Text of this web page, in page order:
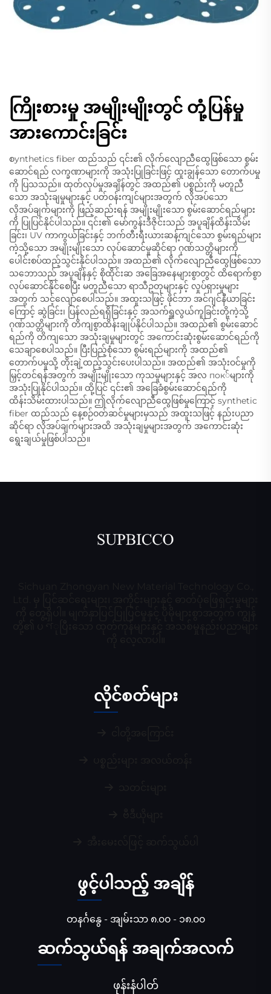
ကြိုးစားမှု အမျိုးမျိုးတွင် တုံ့ပြန်မှု
အားကောင်းခြင်း
စynthetics fiber ထည်သည် ၎င်း၏ လိုက်လျောညီထွေဖြစ်သော စွမ်း
ဆောင်ရည် လက္ခဏာများကို အသုံးပြုခြင်းဖြင့် ထူးချွန်သော တောက်ပမှု
ကို ပြသသည်။ ထုတ်လုပ်မှုအချိန်တွင် အထည်၏ ပစ္စည်းကို မတူညီ
သော အသုံးချမှုများနှင့် ပတ်ဝန်းကျင်များအတွက် လိုအပ်သော
လိုအပ်ချက်များကို ဖြည့်ဆည်းရန် အမျိုးမျိုးသော စွမ်းဆောင်ရည်များ
ကို ပြုပြင်နိုင်ပါသည်။ ၎င်း၏ မော်ကွန်းဒီဇိုင်းသည် အပူချိန်ထိန်းသိမ်း
ခြင်း၊ UV ကာကွယ်ခြင်းနှင့် ဘက်တီးရီးယားဆန့်ကျင်သော စွမ်းရည်များ
ကဲ့သို့သော အမျိုးမျိုးသော လုပ်ဆောင်မှုဆိုင်ရာ ဂုဏ်သတ္တိများကို
ပေါင်းစပ်ထည့်သွင်းနိုင်ပါသည်။ အထည်၏ လိုက်လျောညီထွေဖြစ်သော
သဘောသည် အပူချိန်နှင့် စိုထိုင်းဆ အခြေအနေများစွာတွင် ထိရောက်စွာ
လုပ်ဆောင်နိုင်စေပြီး မတူညီသော ရာသီဥတုများနှင့် လှုပ်ရှားမှုများ
အတွက် သင့်လျော်စေပါသည်။ အထူးသဖြင့် ဖိုင်ဘာ အင်ဂျင်နီယာခြင်း
ကြောင့် ဆွဲခြင်း၊ ပြန်လည်ရရှိခြင်းနှင့် အသက်ရှူလွယ်ကူခြင်းတို့ကဲ့သို့
ဂုဏ်သတ္တိများကို တိကျစွာထိန်းချုပ်နိုင်ပါသည်။ အထည်၏ စွမ်းဆောင်
ရည်ကို တိကျသော အသုံးချမှုများတွင် အကောင်းဆုံးစွမ်းဆောင်ရည်ကို
သေချာစေပါသည်။ ပြီးပြည့်စုံသော စွမ်းရည်များကို အထည်၏
တောက်ပမှုသို့ တိုးချဲ့ထည့်သွင်းပေးပါသည်။ အထည်၏ အသုံးဝင်မှုကို
မြှင့်တင်ရန်အတွက် အမျိုးမျိုးသော ကုသမှုများနှင့် အလ пок်များကို
အသုံးပြုနိုင်ပါသည်။ ထို့ပြင် ၎င်း၏ အခြေခံစွမ်းဆောင်ရည်ကို
ထိန်းသိမ်းထားပါသည်။ ဤလိုက်လျောညီထွေဖြစ်မှုကြောင့် synthetic
fiber ထည်သည် နေ့စဉ်ဝတ်ဆင်မှုများမှသည် အထူးသဖြင့် နည်းပညာ
ဆိုင်ရာ လိုအပ်ချက်များအထိ အသုံးချမှုများအတွက် အကောင်းဆုံး
ရွေးချယ်မှုဖြစ်ပါသည်။
လိုင်စတ်များ
ဖွင့်ပါသည့် အချိန်
တနင်္ဂနွေ - အျမ်းသာ ၈.၀၀ - ၁၈.၀၀
ဆက်သွယ်ရန် အချက်အလက်
ဖုန်းနံပါတ်